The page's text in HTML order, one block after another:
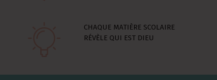
CHAQUE MATIÈRE SCOLAIRE
RÉVÈLE QUI EST DIEU